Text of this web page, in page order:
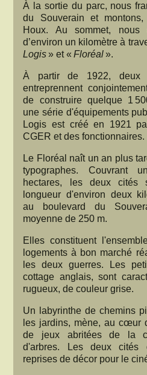
À la sortie du parc, nous
du Souverain et
Houx. Au sommet, nous
d’environ un kilomètre à
Logis» et «Floréal».
À partir de 1922, deux
entreprennent
de construire quelque 1
une série d'équipements
Logis est créé en 1921
CGER et des fonctionnaires.
Le Floréal naît un an plus
typographes. Couvrant
hectares, les deux cités
longueur d'environ deux
au boulevard du
moyenne de 250 m.
Elles constituent
logements à bon marché
les deux guerres. Les
cottage anglais, sont
rugueux, de couleur grise.
Un labyrinthe de chemins
les jardins, mène, au cœur
de jeux abritées de la
d'arbres. Les deux cités
reprises de décor pour le